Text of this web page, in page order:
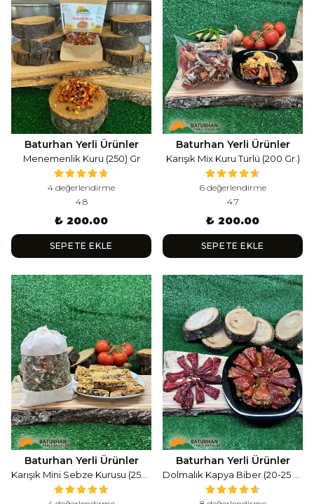
Baturhan Yerli Ürünler
Menemenlik Kuru (250) Gr
4 değerlendirme
4.8
₺ 200.00
SEPETE EKLE
Baturhan Yerli Ürünler
Karışık Mix Kuru Türlü (200 Gr.)
6 değerlendirme
4.7
₺ 200.00
SEPETE EKLE
Baturhan Yerli Ürünler Baturhan Yerli Ürünler